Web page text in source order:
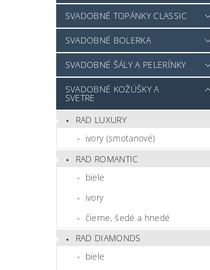
SVADOBNÉ TOPÁNKY CLASSIC
SVADOBNÉ BOLERKA
SVADOBNÉ ŠÁLY A PELERÍNKY
SVADOBNÉ KOŽÚŠKY A
SVETRE
RAD LUXURY
ivory (smotanové)
RAD ROMANTIC
biele
ivory
čierne, šedé a hnedé
RAD DIAMONDS
biele